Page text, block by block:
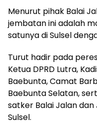
Menurut pihak Balai
jembatan ini adalah
satunya di Sulsel
Turut hadir pada
Ketua DPRD Lutra,
Baebunta, Camat
Baebunta Selatan,
satker Balai Jalan dan
Sulsel.